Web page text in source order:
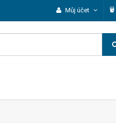
Můj účet